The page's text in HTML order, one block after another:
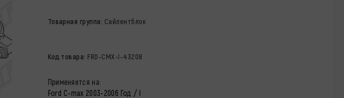
Товарная группа: Сайлентблок
Код товара: FRD-CMX-I-43208
Применяется на:
Ford C-max 2003-2006 Год / I